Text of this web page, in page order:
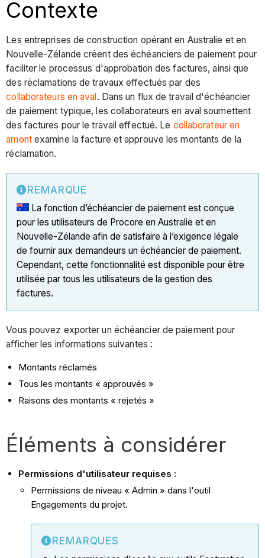
Contexte
Les entreprises de construction opérant en Australie et en
Nouvelle-Zélande créent des échéanciers de paiement pour
faciliter le processus d'approbation des factures, ainsi que
des réclamations de travaux effectués par des
collaborateurs en aval. Dans un flux de travail d'échéancier
de paiement typique, les collaborateurs en aval soumettent
des factures pour le travail effectué. Le collaborateur en
amontexamine la facture et approuve les montants de la
réclamation.
REMARQUE
La fonction d’échéancier de paiement est conçue
pour les utilisateurs de Procore en Australie et en
Nouvelle-Zélande afin de satisfaire à l’exigence légale
de fournir aux demandeurs un échéancier de paiement.
Cependant, cette fonctionnalité est disponible pour être
utilisée par tous les utilisateurs de la gestion des
factures.
Vous pouvez exporter un échéancier de paiement pour
afficher les informations suivantes :
Montants réclamés
Tous les montants « approuvés »
Raisons des montants « rejetés »
Éléments à considérer
Permissions d'utilisateur requises :
Permissions de niveau « Admin » dans l'outil
Engagements du projet.
REMARQUES